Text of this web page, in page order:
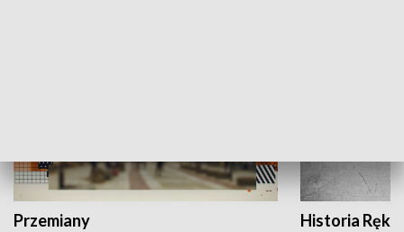
Przemiany Historia Ręką